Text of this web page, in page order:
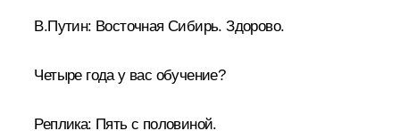
В.Путин: Восточная Сибирь. Здорово.
Четыре года у вас обучение?
Реплика: Пять с половиной.